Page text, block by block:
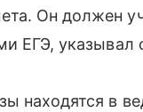
Он должен
ЕГЭ, указывал
находятся в